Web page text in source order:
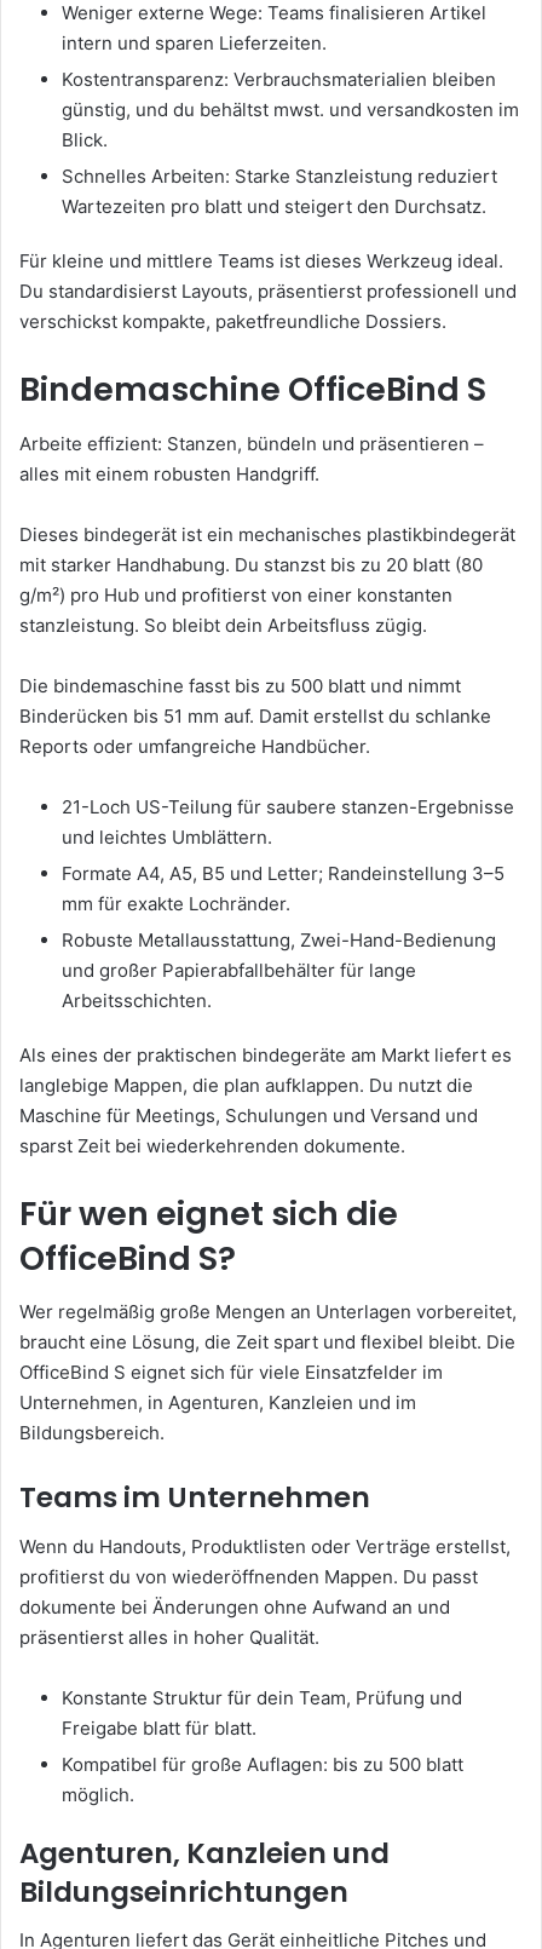
Weniger externe Wege: Teams finalisieren Artikel
intern und sparen Lieferzeiten.
Kostentransparenz: Verbrauchsmaterialien bleiben
günstig, und du behältst mwst. und versandkosten im
Blick.
Schnelles Arbeiten: Starke Stanzleistung reduziert
Wartezeiten pro blatt und steigert den Durchsatz.
Für kleine und mittlere Teams ist dieses Werkzeug ideal.
Du standardisierst Layouts, präsentierst professionell und
verschickst kompakte, paketfreundliche Dossiers.
Bindemaschine OfficeBind S
Arbeite effizient: Stanzen, bündeln und präsentieren –
alles mit einem robusten Handgriff.
Dieses bindegerät ist ein mechanisches plastikbindegerät
mit starker Handhabung. Du stanzst bis zu 20 blatt (80
g/m²) pro Hub und profitierst von einer konstanten
stanzleistung. So bleibt dein Arbeitsfluss zügig.
Die bindemaschine fasst bis zu 500 blatt und nimmt
Binderücken bis 51 mm auf. Damit erstellst du schlanke
Reports oder umfangreiche Handbücher.
21-Loch US-Teilung für saubere stanzen-Ergebnisse
und leichtes Umblättern.
Formate A4, A5, B5 und Letter; Randeinstellung 3–5
mm für exakte Lochränder.
Robuste Metallausstattung, Zwei-Hand-Bedienung
und großer Papierabfallbehälter für lange
Arbeitsschichten.
Als eines der praktischen bindegeräte am Markt liefert es
langlebige Mappen, die plan aufklappen. Du nutzt die
Maschine für Meetings, Schulungen und Versand und
sparst Zeit bei wiederkehrenden dokumente.
Für wen eignet sich die
OfficeBind S?
Wer regelmäßig große Mengen an Unterlagen vorbereitet,
braucht eine Lösung, die Zeit spart und flexibel bleibt. Die
OfficeBind S eignet sich für viele Einsatzfelder im
Unternehmen, in Agenturen, Kanzleien und im
Bildungsbereich.
Teams im Unternehmen
Wenn du Handouts, Produktlisten oder Verträge erstellst,
profitierst du von wiederöffnenden Mappen. Du passt
dokumente bei Änderungen ohne Aufwand an und
präsentierst alles in hoher Qualität.
Konstante Struktur für dein Team, Prüfung und
Freigabe blatt für blatt.
Kompatibel für große Auflagen: bis zu 500 blatt
möglich.
Agenturen, Kanzleien und
Bildungseinrichtungen
In Agenturen liefert das Gerät einheitliche Pitches und